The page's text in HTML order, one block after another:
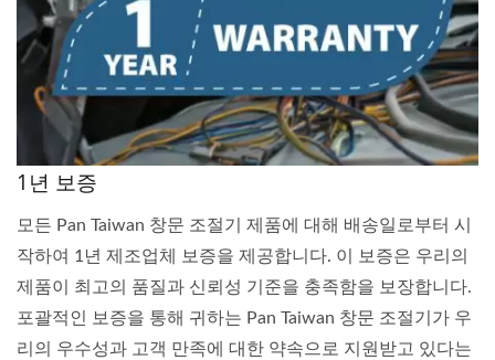
1년 보증
모든 Pan Taiwan 창문 조절기 제품에 대해 배송일로부터 시
작하여 1년 제조업체 보증을 제공합니다. 이 보증은 우리의
제품이 최고의 품질과 신뢰성 기준을 충족함을 보장합니다.
포괄적인 보증을 통해 귀하는 Pan Taiwan 창문 조절기가 우
리의 우수성과 고객 만족에 대한 약속으로 지원받고 있다는